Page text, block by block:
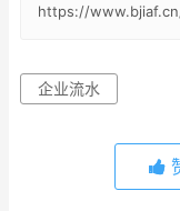
https://
企业流水